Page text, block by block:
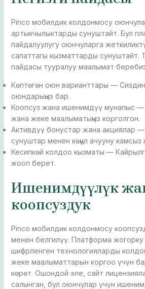
Pinco мобилдик колдонмосу
артыкчылыктарды сунуштайт. Бул
пайдалуулугу оюнчуларга
сапаттагы кызматтарды сунуштайт.
пайдасы тууралуу маалымат
Көптөгөн оюн варианттары —
оюндарыңыз бар.
Коопсуз жана ишенимдүү мунапыс —
жана жеке маалыматыңыз корголгон.
Активдүү бонустар жана акциялар
сунуштар менен көңүл ачууну камсыз
Кесипкөй колдоо кызматы —
жооп берет.
Ишенимдүүлүк
коопсуздук
Pinco мобилдик колдонмосу
менен белгилүү. Платформа жогорку
шифрленген технологияларды
жеке маалыматтарын коргоо үчүн
көрөт. Ошондой эле, сайт
салынган, бул оюнчулар үчүн